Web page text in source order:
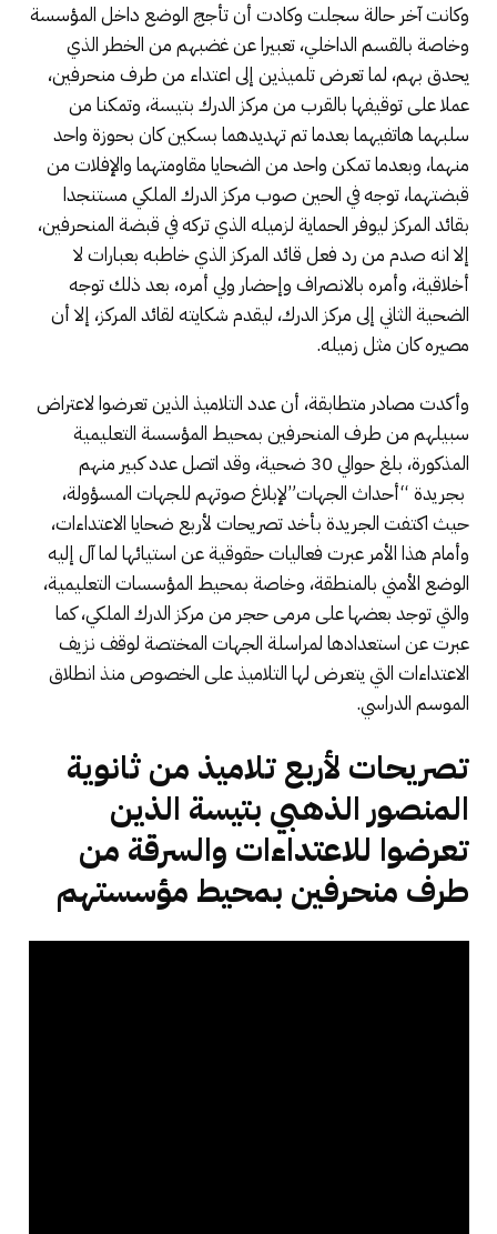
وكانت آخر حالة سجلت وكادت أن تأجج الوضع داخل المؤسسة
وخاصة بالقسم الداخلي، تعبيرا عن غضبهم من الخطر الذي
يحدق بهم، لما تعرض تلميذين إلى اعتداء من طرف منحرفين،
عملا على توقيفها بالقرب من مركز الدرك بتيسة، وتمكنا من
سلبهما هاتفيهما بعدما تم تهديدهما بسكين كان بحوزة واحد
منهما، وبعدما تمكن واحد من الضحايا مقاومتهما والإفلات من
قبضتهما، توجه في الحين صوب مركز الدرك الملكي مستنجدا
بقائد المركز ليوفر الحماية لزميله الذي تركه في قبضة المنحرفين،
إلا انه صدم من رد فعل قائد المركز الذي خاطبه بعبارات لا
أخلاقية، وأمره بالانصراف وإحضار ولي أمره، بعد ذلك توجه
الضحية الثاني إلى مركز الدرك، ليقدم شكايته لقائد المركز، إلا أن
مصيره كان مثل زميله.
وأكدت مصادر متطابقة، أن عدد التلاميذ الذين تعرضوا لاعتراض
سبيلهم من طرف المنحرفين بمحيط المؤسسة التعليمية
المذكورة، بلغ حوالي 30 ضحية، وقد اتصل عدد كبير منهم
بجريدة “أحداث الجهات”لإبلاغ صوتهم للجهات المسؤولة،
حيث اكتفت الجريدة بأخد تصريحات لأربع ضحايا الاعتداءات،
وأمام هذا الأمر عبرت فعاليات حقوقية عن استيائها لما آل إليه
الوضع الأمني بالمنطقة، وخاصة بمحيط المؤسسات التعليمية،
والتي توجد بعضها على مرمى حجر من مركز الدرك الملكي، كما
عبرت عن استعدادها لمراسلة الجهات المختصة لوقف نزيف
الاعتداءات التي يتعرض لها التلاميذ على الخصوص منذ انطلاق
الموسم الدراسي.
تصريحات لأربع تلاميذ من ثانوية
المنصور الذهبي بتيسة الذين
تعرضوا للاعتداءات والسرقة من
طرف منحرفين بمحيط مؤسستهم